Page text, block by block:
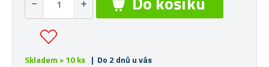
Skladem > 10 ks | Do 2 dnů u vás